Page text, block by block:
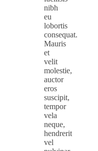
nibh
eu
lobortis
consequat.
Mauris
et
velit
molestie,
auctor
eros
suscipit,
tempor
vela
neque,
hendrerit
vel